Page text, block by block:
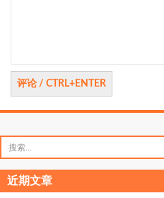
索：
近期文章